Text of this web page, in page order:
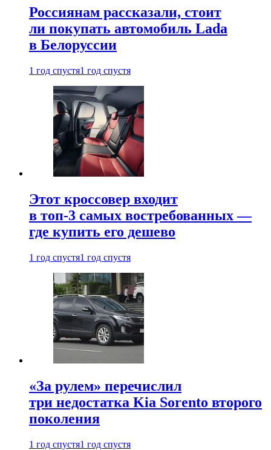
Россиянам рассказали, стоит
ли покупать автомобиль Lada
в Белоруссии
1 год спустя1 год спустя
Этот кроссовер входит
в топ-3 самых востребованных —
где купить его дешево
1 год спустя1 год спустя
«За рулем» перечислил
три недостатка Kia Sorento второго
поколения
1 год спустя1 год спустя